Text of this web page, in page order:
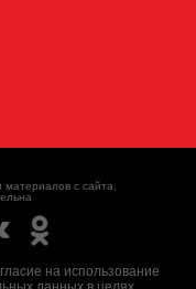
с сайта,
на использование